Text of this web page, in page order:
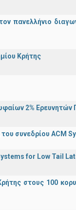
πανελλήνιο
Κρήτης
2% Ερευνητών
συνεδρίου ACM
for Low Tail
στους 100